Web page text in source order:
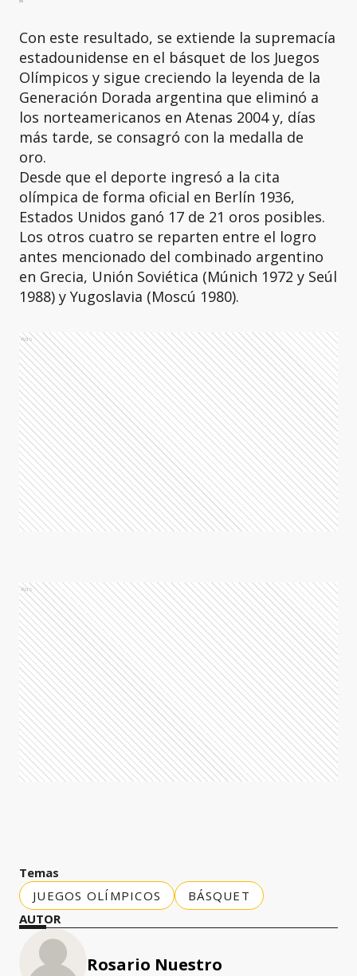
Con este resultado, se extiende la supremacía
estadounidense en el básquet de los Juegos
Olímpicos y sigue creciendo la leyenda de la
Generación Dorada argentina que eliminó a
los norteamericanos en Atenas 2004 y, días
más tarde, se consagró con la medalla de
oro.
Desde que el deporte ingresó a la cita
olímpica de forma oficial en Berlín 1936,
Estados Unidos ganó 17 de 21 oros posibles.
Los otros cuatro se reparten entre el logro
antes mencionado del combinado argentino
en Grecia, Unión Soviética (Múnich 1972 y Seúl
1988) y Yugoslavia (Moscú 1980).
Ads
Ads
Temas
JUEGOS OLÍMPICOS
BÁSQUET
AUTOR
Rosario Nuestro